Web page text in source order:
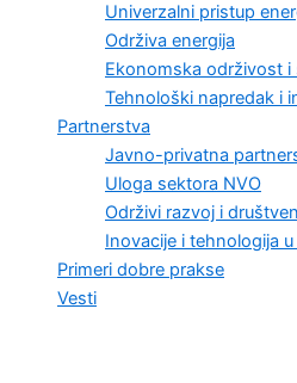
Univerzalni pristup
Održiva energija
Ekonomska održivost i
Tehnološki napredak i
Partnerstva
Javno-privatna
Uloga sektora NVO
Održivi razvoj i
Inovacije i tehnologija
Primeri dobre prakse
Vesti